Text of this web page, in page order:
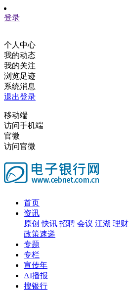
登录
个人中心
我的动态
我的关注
浏览足迹
系统消息
退出登录
移动端
访问手机端
官微
访问官微
首页
资讯
原创 快讯 招聘 会议 江湖 理财
政策速递
专题
专栏
宣传年
AI播报
搜银行